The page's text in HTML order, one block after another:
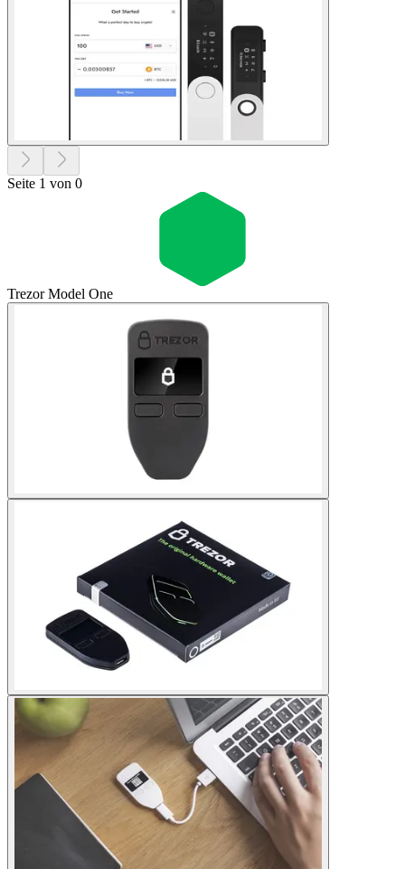
Seite 1 von 0
Trezor Model One